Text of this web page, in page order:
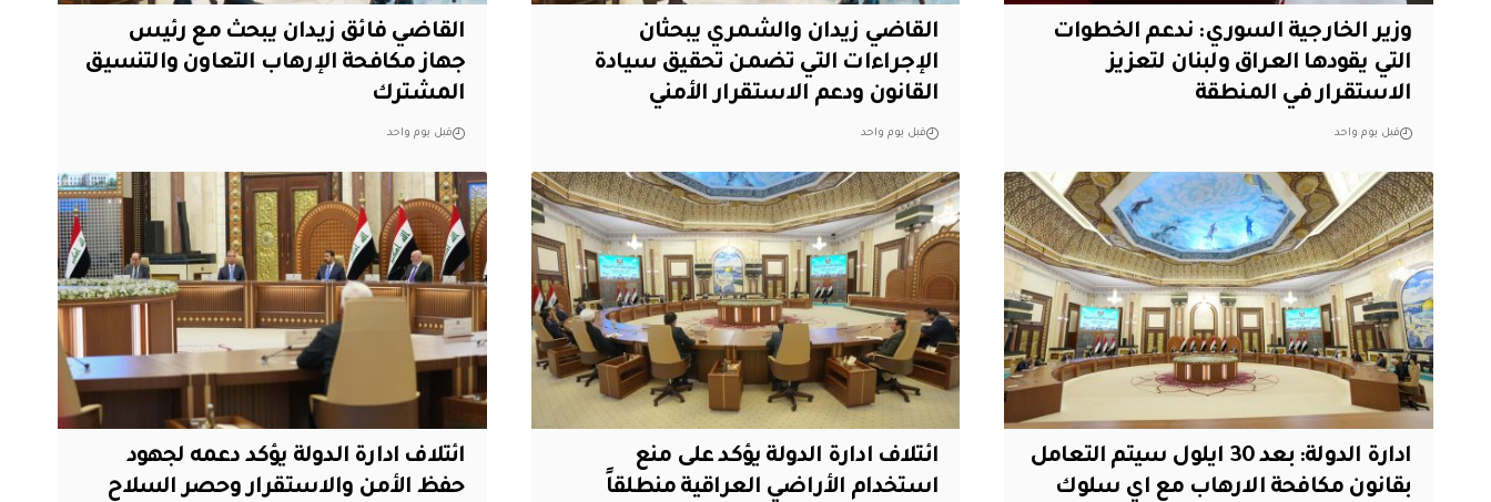
وزير الخارجية السوري: ندعم الخطوات
التي يقودها العراق ولبنان لتعزيز
الاستقرار في المنطقة
قبل يوم واحد
القاضي زيدان والشمري يبحثان
الإجراءات التي تضمن تحقيق سيادة
القانون ودعم الاستقرار الأمني
قبل يوم واحد
القاضي فائق زيدان يبحث مع رئيس
جهاز مكافحة الإرهاب التعاون والتنسيق
المشترك
قبل يوم واحد
ادارة الدولة: بعد 30 ايلول سيتم التعامل
بقانون مكافحة الارهاب مع اي سلوك
ائتلاف ادارة الدولة يؤكد على منع
استخدام الأراضي العراقية منطلقاً
ائتلاف ادارة الدولة يؤكد دعمه لجهود
حفظ الأمن والاستقرار وحصر السلاح